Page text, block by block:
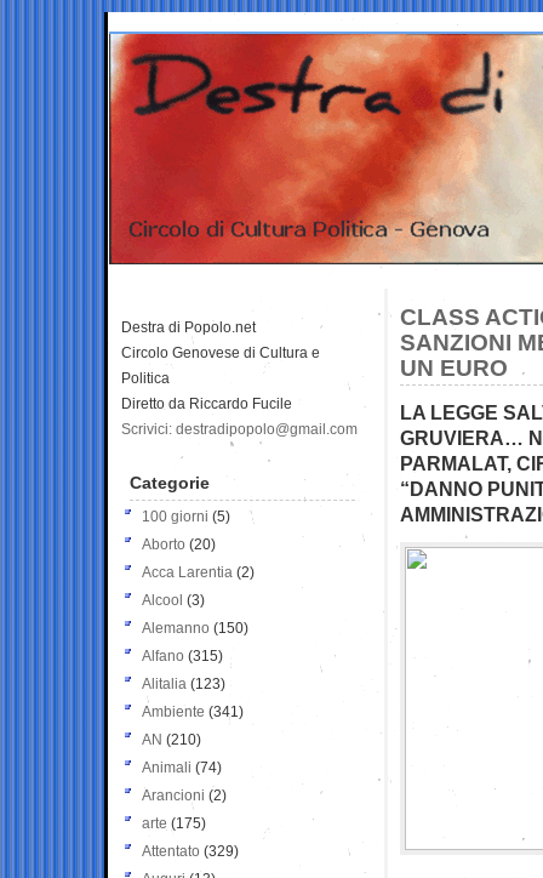
CLASS
SANZIONI
UN EURO
LA LEGGE
GRUVIERA…
PARMALAT,
“DANNO
Destra di Popolo.net
Circolo Genovese di Cultura e
Politica
Diretto da Riccardo Fucile
Scrivici: destradipopolo@gmail.com
Categorie
100 giorni (5)
Aborto (20)
Acca Larentia (2)
Alcool (3)
Alemanno (150)
Alfano (315)
Alitalia (123)
Ambiente (341)
AN (210)
Animali (74)
Arancioni (2)
arte (175)
Attentato (329)